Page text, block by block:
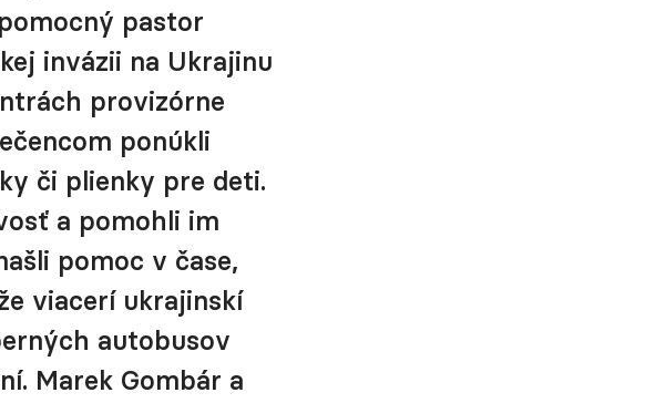
pastor
invázii na Ukrajinu
provizórne
ponúkli
či plienky pre deti.
a pomohli im
pomoc v čase,
viacerí ukrajinskí
autobusov
Marek Gombár a